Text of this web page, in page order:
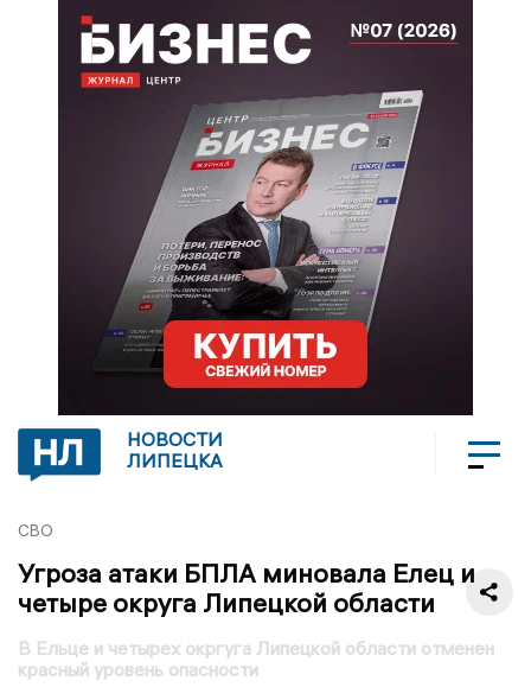
НОВОСТИ
ЛИПЕЦКА
СВО
Угроза атаки БПЛА миновала Елец и
четыре округа Липецкой области
В Ельце и четырех окргуга Липецкой области отменен
красный уровень опасности